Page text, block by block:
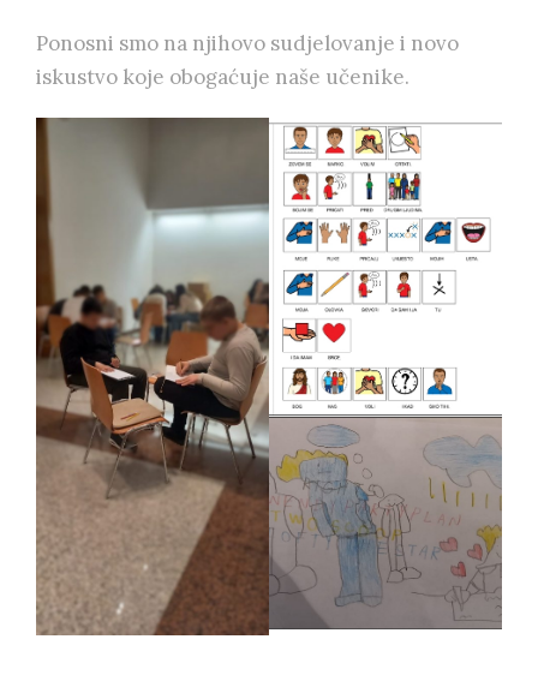
Ponosni smo na njihovo sudjelovanje i novo
iskustvo koje obogaćuje naše učenike.